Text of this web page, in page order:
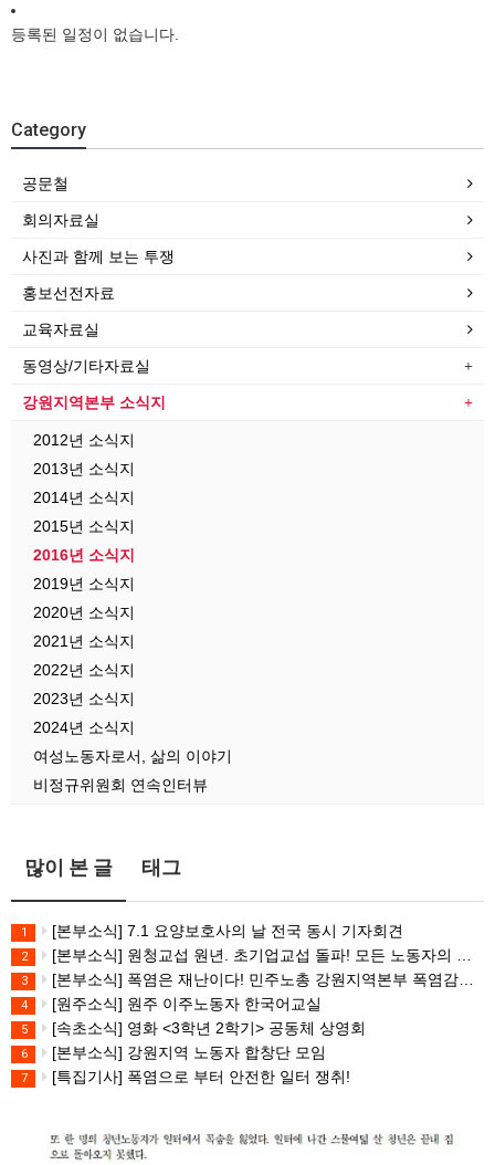
등록된 일정이 없습니다.
Category
공문철
회의자료실
사진과 함께 보는 투쟁
홍보선전자료
교육자료실
동영상/기타자료실
강원지역본부 소식지
2012년 소식지
2013년 소식지
2014년 소식지
2015년 소식지
2016년 소식지
2019년 소식지
2020년 소식지
2021년 소식지
2022년 소식지
2023년 소식지
2024년 소식지
여성노동자로서, 삶의 이야기
비정규위원회 연속인터뷰
많이 본 글 태그
1 [본부소식] 7.1 요양보호사의 날 전국 동시 기자회견
2 [본부소식] 원청교섭 원년. 초기업교섭 돌파! 모든 노동자의 노동기본권 쟁취! 민주노총 7.15 총파업대회
3 [본부소식] 폭염은 재난이다! 민주노총 강원지역본부 폭염감시단 선포 기자회견
4 [원주소식] 원주 이주노동자 한국어교실
5 [속초소식] 영화 <3학년 2학기> 공동체 상영회
6 [본부소식] 강원지역 노동자 합창단 모임
7 [특집기사] 폭염으로 부터 안전한 일터 쟁취!